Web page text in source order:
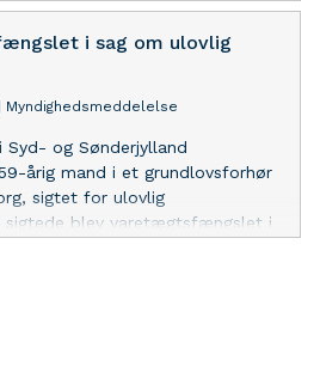
indbrud, forsøg på
mod forretninger/virksomheder,
mod personer i offentlig
og tog betænkningstid ift.
i sag om ulovlig
Myndighedsmeddelelse
Syd- og Sønderjylland
årig mand i et grundlovsforhør
sigtet for ulovlig
sigtede blev varetægtsfængslet i